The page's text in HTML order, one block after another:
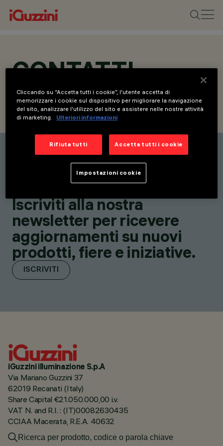
CONTATTI
CONTATTI RICHIEDI INFORMAZIONI
Elenco contatti
Rimani aggiornato sulle
nostre ultime innovazioni.
Iscriviti alla nostra
newsletter per ricevere
aggiornamenti su nuovi
prodotti, fiere e iniziative.
ISCRIVITI
iGuzzini illuminazione S.p.A
Via Mariano Guzzini 37
62019 Recanati (Italy)
Share Capital €21.050.000,00 i.v.
VAT N. and R.I. : (IT)00082630435
CCIAA Macerata, R.E.A. 40632
Cliccando su “Accetta tutti i cookie”, l'utente accetta di
memorizzare i cookie sul dispositivo per migliorare la navigazione
del sito, analizzare l'utilizzo del sito e assistere nelle nostre attività
di marketing.
Ulteriori informazioni
Rifiuta tutti Accetta tutti i cookie
Impostazioni cookie